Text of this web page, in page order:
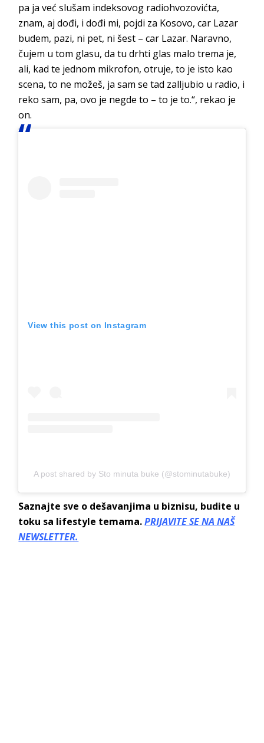
pa ja već slušam indeksovog radiohvozovićta,
znam, aj dođi, i dođi mi, pojdi za Kosovo, car Lazar
budem, pazi, ni pet, ni šest – car Lazar. Naravno,
čujem u tom glasu, da tu drhti glas malo trema je,
ali, kad te jednom mikrofon, otruje, to je isto kao
scena, to ne možeš, ja sam se tad zalljubio u radio, i
reko sam, pa, ovo je negde to – to je to.“, rekao je
on.
View this post on Instagram
A post shared by Sto minuta buke (@stominutabuke)
Saznajte sve o dešavanjima u biznisu, budite u
toku sa lifestyle temama.PRIJAVITE SE NA NAŠ
NEWSLETTER.